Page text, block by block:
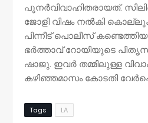
പുനർവിവാഹിതരായത്.
ജോളി വിഷം നൽകി
പിന്നീട് പൊലീസ്
ഭർത്താവ് റോയിയുടെ
ഷാജു. ഇവർ തമ്മിലുള്ള
കഴിഞ്ഞമാസം കോടതി
Tags LA